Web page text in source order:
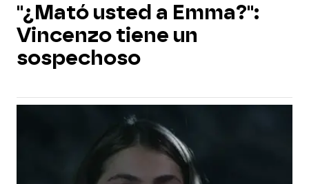
"¿Mató usted a Emma?":
Vincenzo tiene un
sospechoso